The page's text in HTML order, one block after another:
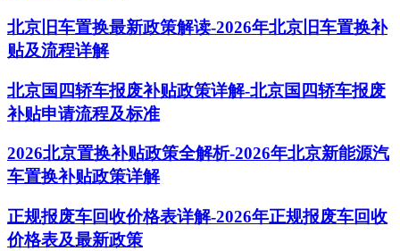
北京旧车置换最新政策解读-2026年北京旧车置换补
贴及流程详解
北京国四轿车报废补贴政策详解-北京国四轿车报废
补贴申请流程及标准
2026北京置换补贴政策全解析-2026年北京新能源汽
车置换补贴政策详解
正规报废车回收价格表详解-2026年正规报废车回收
价格表及最新政策